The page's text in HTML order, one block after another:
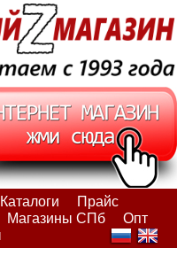
Каталоги
Прайс
Магазины СПб
Опт